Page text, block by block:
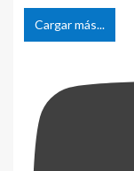
Cargar más...